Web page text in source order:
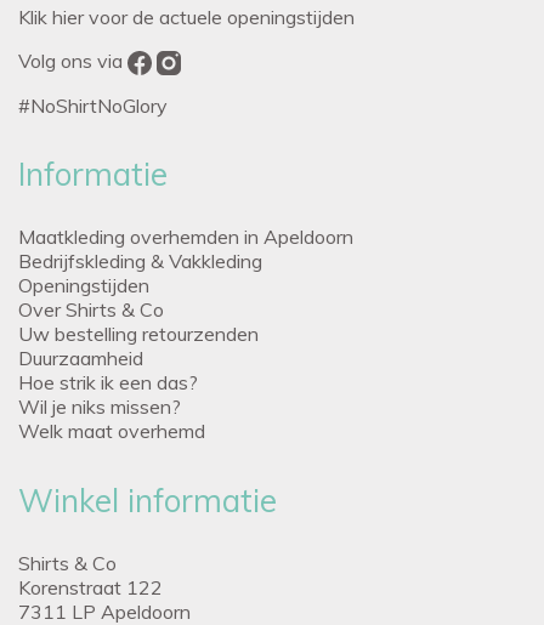
Klik hier voor de actuele openingstijden
Volg ons via
#NoShirtNoGlory
Informatie
Maatkleding overhemden in Apeldoorn
Bedrijfskleding & Vakkleding
Openingstijden
Over Shirts & Co
Uw bestelling retourzenden
Duurzaamheid
Hoe strik ik een das?
Wil je niks missen?
Welk maat overhemd
Winkel informatie
Shirts & Co
Korenstraat 122
7311 LP Apeldoorn